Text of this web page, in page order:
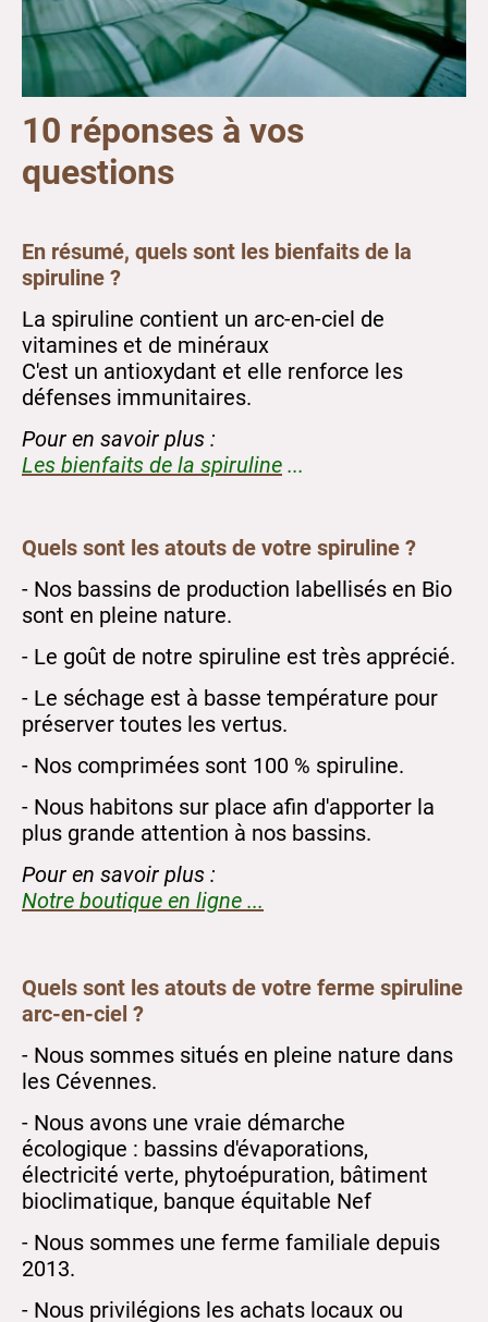
10 réponses à vos
questions
En résumé, quels sont les bienfaits de la
spiruline ?
La spiruline contient un arc-en-ciel de
vitamines et de minéraux
C'est un antioxydant et elle renforce les
défenses immunitaires.
Pour en savoir plus :
Les bienfaits de la spiruline ...
Quels sont les atouts de votre spiruline ?
- Nos bassins de production labellisés en Bio
sont en pleine nature.
- Le goût de notre spiruline est très apprécié.
- Le séchage est à basse température pour
préserver toutes les vertus.
- Nos comprimées sont 100 % spiruline.
- Nous habitons sur place afin d'apporter la
plus grande attention à nos bassins.
Pour en savoir plus :
Notre boutique en ligne ...
Quels sont les atouts de votre ferme spiruline
arc-en-ciel ?
- Nous sommes situés en pleine nature dans
les Cévennes.
- Nous avons une vraie démarche
écologique : bassins d'évaporations,
électricité verte, phytoépuration, bâtiment
bioclimatique, banque équitable Nef
- Nous sommes une ferme familiale depuis
2013.
- Nous privilégions les achats locaux ou